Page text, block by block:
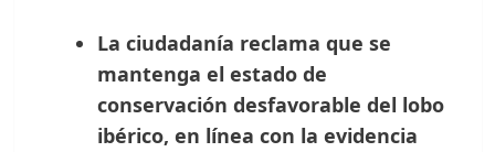
La ciudadanía reclama que se
mantenga el estado de
conservación desfavorable del lobo
ibérico, en línea con la evidencia